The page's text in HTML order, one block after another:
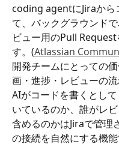
coding agentにJiraから
て、バックグラウンド
ビュー用のPull
す。(Atlassian
開発チームにとっての
画・進捗・レビューの
AIがコードを書くとし
いているのか、誰がレ
含めるのかはJiraで管理
の接続を自然にする機能